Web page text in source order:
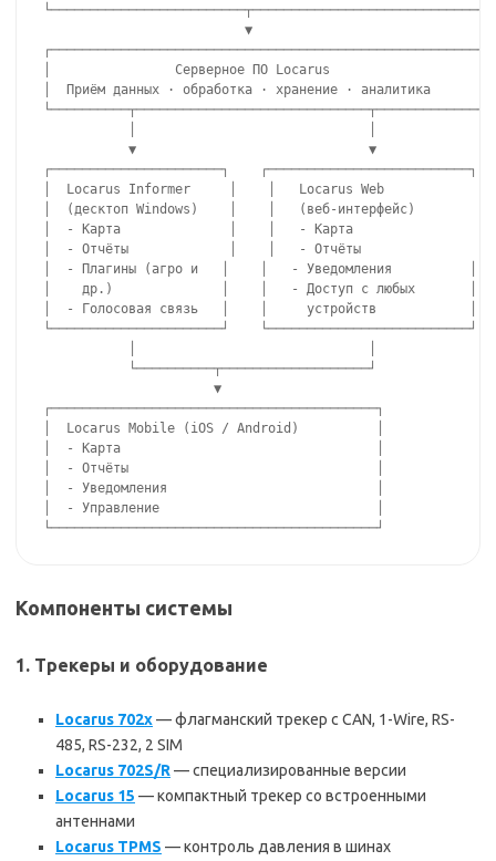
                          ▼
│                Серверное ПО Locarus
│  Приём данных · обработка · хранение · аналитика
           ▼                              ▼
┌──────────────────────┐    ┌──────────────────────────┐
│  Locarus Informer     │    │   Locarus Web            │
│  (десктоп Windows)    │    │   (веб-интерфейс)        │
│  - Карта              │    │   - Карта                │
│  - Отчёты             │    │   - Отчёты               │
│  - Плагины (агро и   │    │   - Уведомления          │
│    др.)              │    │   - Доступ с любых       │
│  - Голосовая связь   │    │     устройств            │
└──────────────────────┘    └──────────────────────────┘
           └──────────┬───────────────────┘
                      ▼
┌──────────────────────────────────────────┐
│  Locarus Mobile (iOS / Android)          │
│  - Карта                                 │
│  - Отчёты                                │
│  - Уведомления                           │
│  - Управление                            │
Компоненты системы
1. Трекеры и оборудование
Locarus 702x— флагманский трекер с CAN, 1-Wire, RS-
485, RS-232, 2 SIM
Locarus 702S/R — специализированные версии
Locarus 15 — компактный трекер со встроенными
антеннами
Locarus TPMS — контроль давления в шинах